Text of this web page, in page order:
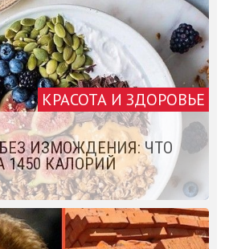
КРАСОТА И ЗДОРОВЬЕ
ИЗМОЖДЕНИЯ: ЧТО
1450 КАЛОРИЙ